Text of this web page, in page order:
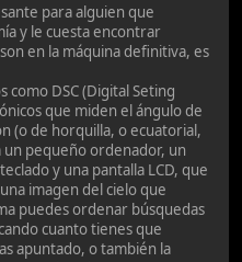
para alguien que
y le cuesta encontrar
en la máquina definitiva, es
como DSC (Digital Seting
que miden el ángulo de
(o de horquilla, o ecuatorial,
un pequeño ordenador, un
y una pantalla LCD, que
imagen del cielo que
puedes ordenar búsquedas
cuanto tienes que
apuntado, o también la